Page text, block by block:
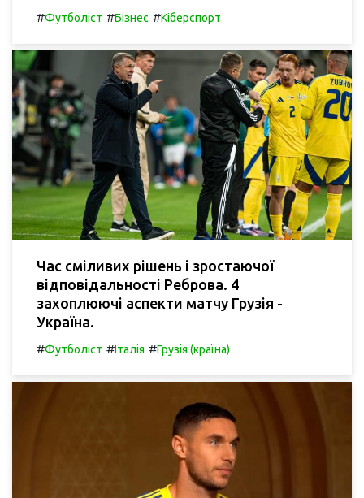
#Футболіст #Бізнес #Кіберспорт
Час сміливих рішень і зростаючої
відповідальності Реброва. 4
захоплюючі аспекти матчу Грузія -
Україна.
#Футболіст #Італія #Грузія (країна)